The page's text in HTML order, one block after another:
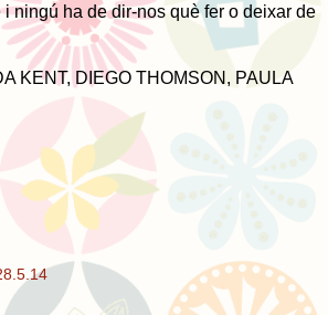
i ningú ha de dir-nos què fer o deixar de
KENT, DIEGO THOMSON, PAULA